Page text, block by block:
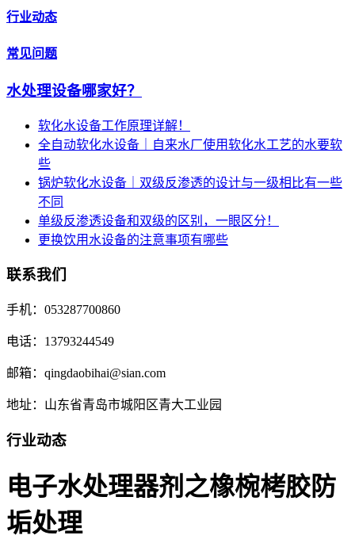
行业动态
常见问题
水处理设备哪家好？
软化水设备工作原理详解！
全自动软化水设备｜自来水厂使用软化水工艺的水要软
些
锅炉软化水设备｜双级反渗透的设计与一级相比有一些
不同
单级反渗透设备和双级的区别，一眼区分！
更换饮用水设备的注意事项有哪些
联系我们
手机：053287700860
电话：13793244549
邮箱：qingdaobihai@sian.com
地址：山东省青岛市城阳区青大工业园
行业动态
电子水处理器剂之橡椀栲胶防
垢处理